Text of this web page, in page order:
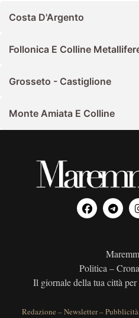
Costa D'Argento
Follonica E Colline
Grosseto - Castiglione
Monte Amiata E Colline
Politica –
Il giornale della tua città per
Redazione –Newsletter–Pubblicità